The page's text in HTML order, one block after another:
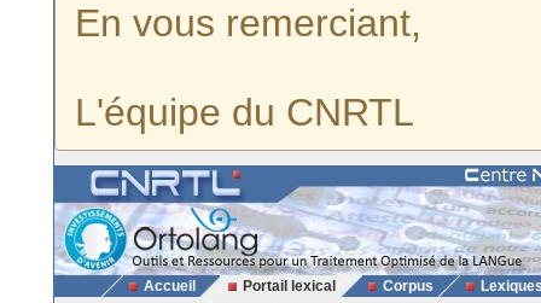
En vous remerciant,
L'équipe du CNRTL
Accueil Portail lexical Corpus